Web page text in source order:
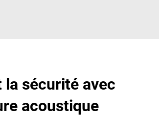
sécurité avec
acoustique